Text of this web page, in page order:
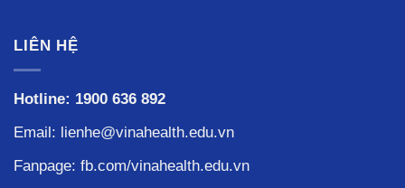
LIÊN HỆ
Hotline: 1900 636 892
Email: lienhe@vinahealth.edu.vn
Fanpage: fb.com/vinahealth.edu.vn